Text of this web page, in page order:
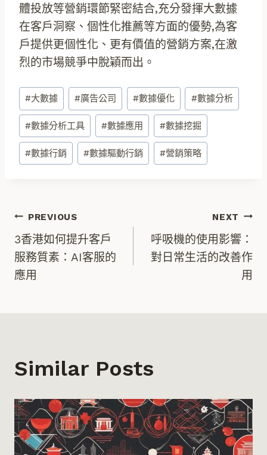
體投放等營銷環節緊密結合,充分發揮大數據
在客戶洞察、個性化推薦等方面的優勢,為客
戶提供更個性化、更有價值的營銷方案,在激
烈的市場競爭中脫穎而出。
Post
Tags:
#大數據 #廣告公司 #數據優化 #數據分析
#數據分析工具 #數據應用 #數據挖掘
#數據行銷 #數據驅動行銷 #營銷策略
文
章
導
PREVIOUS
3香港如何提升客戶
服務質素：AI客服的
應用
NEXT
呼吸機的使用影響：
對日常生活的改善作
用
Similar Posts